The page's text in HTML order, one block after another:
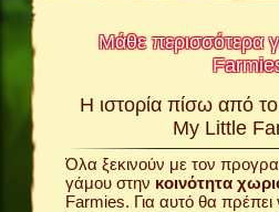
Μάθε περισσότερα
Η ιστορία πίσω από
My Little
Όλα ξεκινούν με τον
γάμου στην κοινότητα
Farmies. Για αυτό θα